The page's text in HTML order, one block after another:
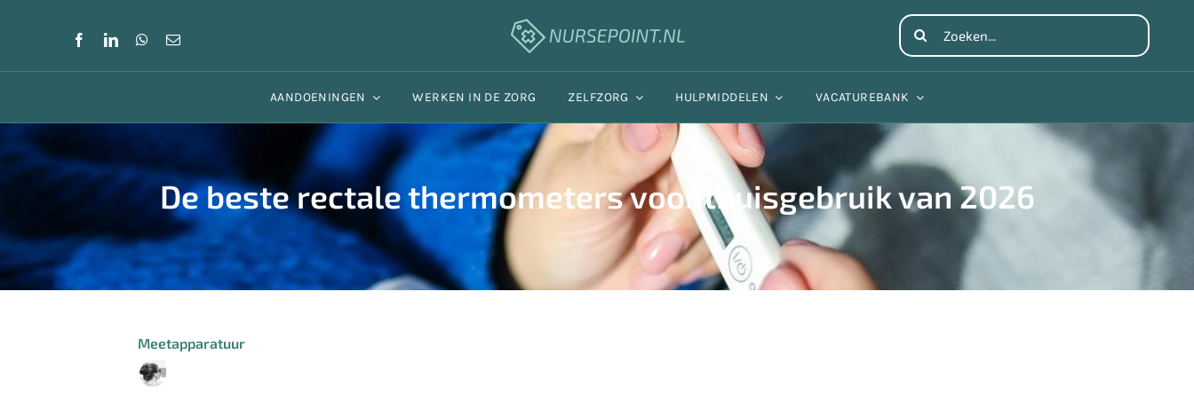
Search
for:
AANDOENINGEN WERKEN IN DE ZORG ZELFZORG HULPMIDDELEN VACATUREBANK
De beste rectale thermometers voor thuisgebruik van 2026
Meetapparatuur